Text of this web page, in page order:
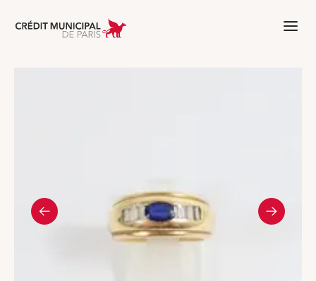
Aller à l'accueil de Crédit Municipal